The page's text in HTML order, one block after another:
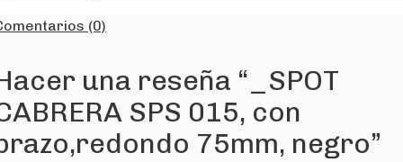
(0)
una reseña “_SPOT
SPS 015, con
75mm, negro”